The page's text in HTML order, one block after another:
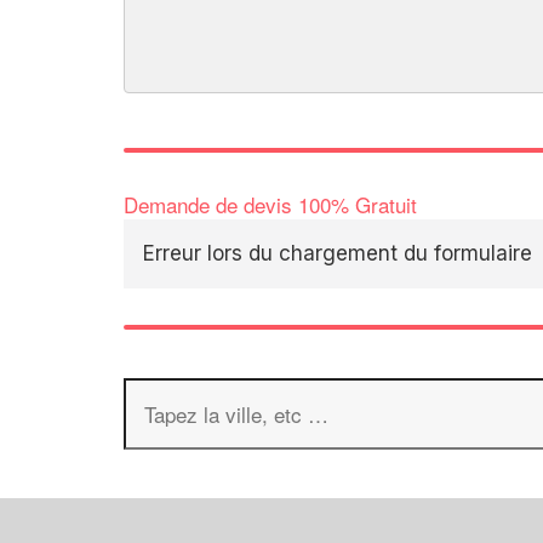
Demande de devis 100% Gratuit
Erreur lors du chargement du formulaire